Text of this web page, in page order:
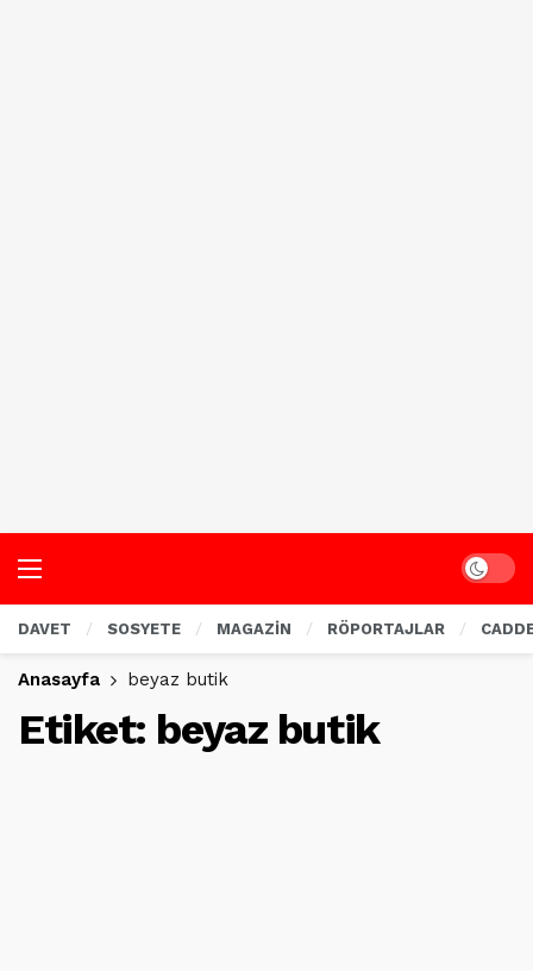
Dark
DAVET SOSYETE MAGAZİN RÖPORTAJLAR
Anasayfa beyaz butik
Etiket: beyaz butik